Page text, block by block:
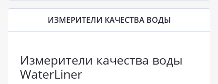
ИЗМЕРИТЕЛИ КАЧЕСТВА ВОДЫ
Измерители качества воды
WaterLiner